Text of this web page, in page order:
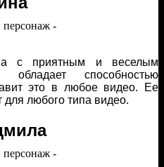
с приятным и веселым
способностью
это в любое видео. Ее
любого типа видео.